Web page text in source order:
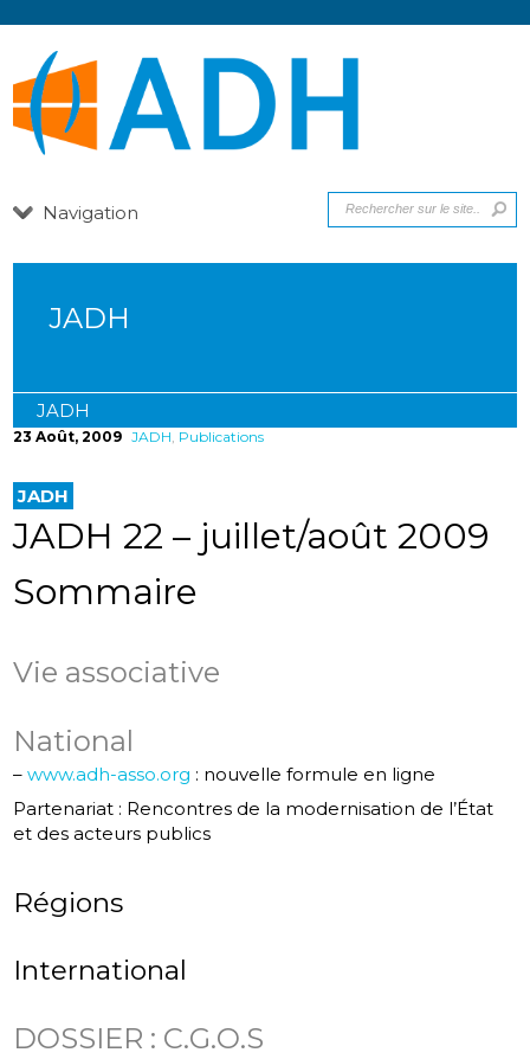
Navigation
JADH
JADH
23 Août, 2009 JADH, Publications
JADH
JADH 22 – juillet/août 2009
Sommaire
Vie associative
National
–www.adh-asso.org : nouvelle formule en ligne
Partenariat : Rencontres de la modernisation de l’État
et des acteurs publics
Régions
International
DOSSIER : C.G.O.S